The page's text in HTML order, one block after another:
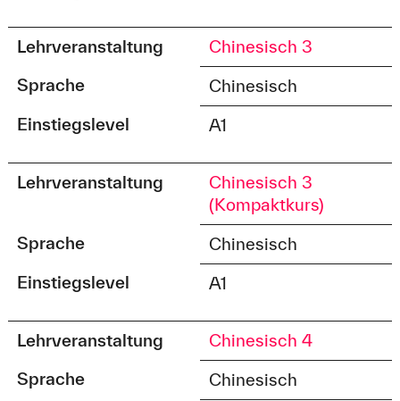
Lehrveranstaltung
Chinesisch 3
Sprache
Chinesisch
Einstiegslevel
A1
Lehrveranstaltung
Chinesisch 3
(Kompaktkurs)
Sprache
Chinesisch
Einstiegslevel
A1
Lehrveranstaltung
Chinesisch 4
Sprache
Chinesisch